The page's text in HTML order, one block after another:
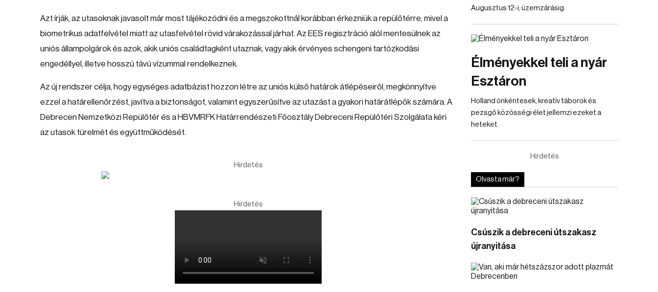
Azt írják, az utasoknak javasolt már most tájékozódni és a megszokottnál korábban érkezniük a repülőtérre, mivel a
biometrikus adatfelvétel miatt az utasfelvétel rövid várakozással járhat. Az EES regisztráció alól mentesülnek az
uniós állampolgárok és azok, akik uniós családtagként utaznak, vagy akik érvényes schengeni tartózkodási
engedéllyel, illetve hosszú távú vízummal rendelkeznek.
Az új rendszer célja, hogy egységes adatbázist hozzon létre az uniós külső határok átlépéseiről, megkönnyítve
ezzel a határellenőrzést, javítva a biztonságot, valamint egyszerűsítve az utazást a gyakori határátlépők számára. A
Debrecen Nemzetközi Repülőtér és a HBVMRFK Határrendészeti Főosztály Debreceni Repülőtéri Szolgálata kéri
az utasok türelmét és együttműködését.
Hirdetés
Hirdetés
Augusztus 12-i, üzemzárásig.
Élményekkel teli a nyár
Esztáron
Holland önkéntesek, kreatív táborok és
pezsgő közösségi élet jellemzi ezeket a
heteket.
Hirdetés
Olvasta már?
Csúszik a debreceni útszakasz
újranyitása